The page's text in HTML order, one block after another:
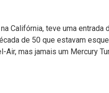
Califórnia, teve uma
de 50 que estavam
mas jamais um Mercury